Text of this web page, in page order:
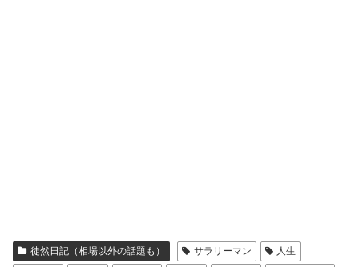
徒然日記（相場以外の話題も） サラリーマン
人生